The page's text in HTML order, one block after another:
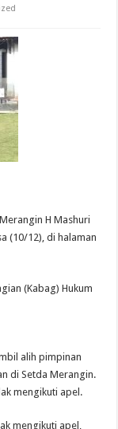
H Mashuri
(10/12), di halaman
(Kabag) Hukum
alih pimpinan
di Setda Merangin.
mengikuti apel.
mengikuti apel,